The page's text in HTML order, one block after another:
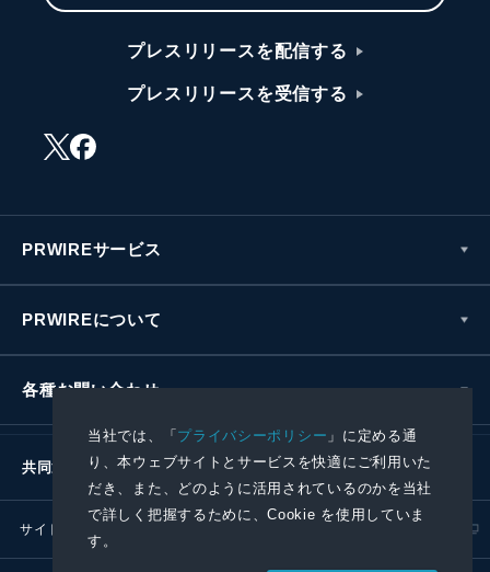
当社では、「プライバシーポリシー 」に定める通
り、本ウェブサイトとサービスを快適にご利用いた
だき、また、どのように活用されているのかを当社
で詳しく把握するために、Cookie を使用していま
す。
プレスリリースを配信する
プレスリリースを受信する
PRWIREサービス
PRWIREについて
各種お問い合わせ
共同通信社グループ
サイトポリシー